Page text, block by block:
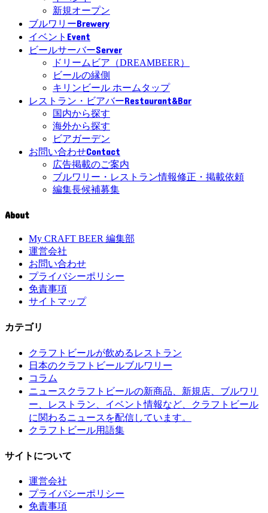
新規オープン
ブルワリーBrewery
イベント Event
ビールサーバーServer
ドリームビア（DREAMBEER）
ビールの縁側
キリンビール ホームタップ
レストラン・ビアバーRestaurant&Bar
国内から探す
海外から探す
ビアガーデン
お問い合わせContact
広告掲載のご案内
ブルワリー・レストラン情報修正・掲載依頼
編集長候補募集
About
My CRAFT BEER 編集部
運営会社
お問い合わせ
プライバシーポリシー
免責事項
サイトマップ
カテゴリ
クラフトビールが飲めるレストラン
日本のクラフトビールブルワリー
コラム
ニュース クラフトビールの新商品、新規店、ブルワリ
ー、レストラン、イベント情報など、クラフトビール
に関わるニュースを配信しています。
クラフトビール用語集
サイトについて
運営会社
プライバシーポリシー
免責事項